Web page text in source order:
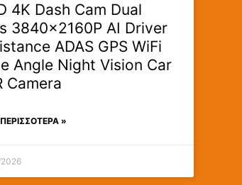
4K Dash Cam Dual
3840x2160P AI Driver
ADAS GPS WiFi
Angle Night Vision Car
Camera
ΠΕΡΙΣΣΟΤΕΡΑ »